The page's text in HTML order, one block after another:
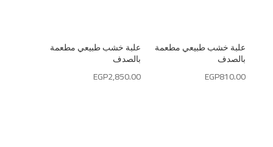
علبة خشب طبيعي مطعمة
بالصدف
EGP2,850.00
علبة خشب طبيعي مطعمة
بالصدف
EGP810.00